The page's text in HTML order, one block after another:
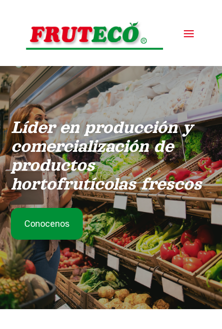
Líder en producción y
comercialización de
productos
hortofrutícolas frescos
Conocenos